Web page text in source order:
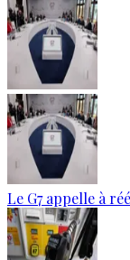
Le G7 appelle à